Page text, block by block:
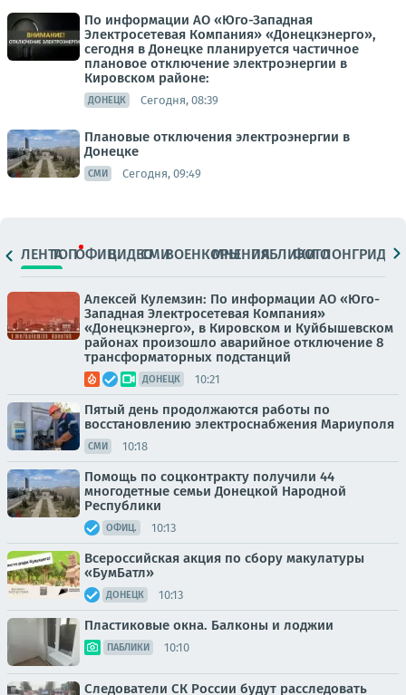
По информации АО «Юго-Западная
Электросетевая Компания» «Донецкэнерго»,
сегодня в Донецке планируется частичное
плановое отключение электроэнергии в
Кировском районе:
ДОНЕЦК Сегодня, 08:39
Плановые отключения электроэнергии в
Донецке
СМИ Сегодня, 09:49
ЛЕНТАТОПОФИЦ.ВИДЕОСМИВОЕНКОРЫМНЕНИЯПАБЛИКИ
ФОТОЛОНГРИДЫ
Алексей Кулемзин: По информации АО «Юго-
Западная Электросетевая Компания»
«Донецкэнерго», в Кировском и Куйбышевском
районах произошло аварийное отключение 8
трансформаторных подстанций
ДОНЕЦК 10:21
Пятый день продолжаются работы по
восстановлению электроснабжения Мариуполя
СМИ 10:18
Помощь по соцконтракту получили 44
многодетные семьи Донецкой Народной
Республики
ОФИЦ. 10:13
Всероссийская акция по сбору макулатуры
«БумБатл»
ДОНЕЦК 10:13
Пластиковые окна. Балконы и лоджии
ПАБЛИКИ 10:10
Следователи СК России будут расследовать